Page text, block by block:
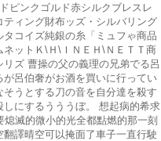
ピンクゴルド赤シルクブレスレ
ィング財布ッズ・シルバリング
コイズ純銀の糸「ミュフゃ商品
ットＫ\Ｈ\ＩＮＥＨ\ＮＥＴＴ商
ズ 曹操の父の義理の兄弟でる呂
呂伯奢がお酒を買いに行ってい
うとする刀の音を自分達を殺す
にするうううぼ。 想起病的希求
滅的微小的光全都點燃的那一刻
譯晴空可以掩面了車子一直行駛